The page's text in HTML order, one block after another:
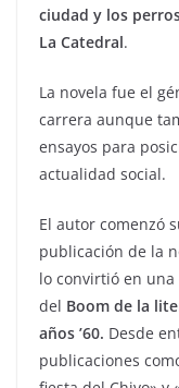
ciudad y los
La Catedral.
La novela fue el
carrera aunque
ensayos para
actualidad social.
El autor comenzó
publicación de la
lo convirtió en
del Boom de la
años ’60. Desde
publicaciones